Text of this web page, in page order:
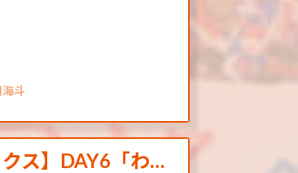
斗
ス】DAY6「わ…